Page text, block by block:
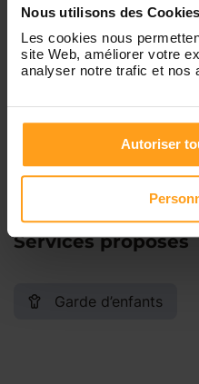
Nous utilisons des
Les cookies nous
site Web, améliorer votre
analyser notre trafic et nos
Autoriser
Vendredi
Services proposés
Garde d’enfants